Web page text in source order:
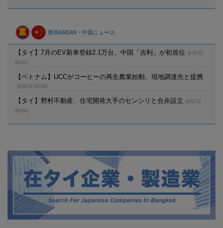
亜州ASEAN・中国ニュース
【タイ】7月のEV新車登録2.1万台、中国「吉利」が初首位
(8月7日
09:21)
【ベトナム】UCCがコーヒーの再生農業始動、現地調達先と提携
(8月7日 09:20)
【タイ】野村不動産、住宅開発大手のセンシリと合弁設立
(8月7日
09:20)